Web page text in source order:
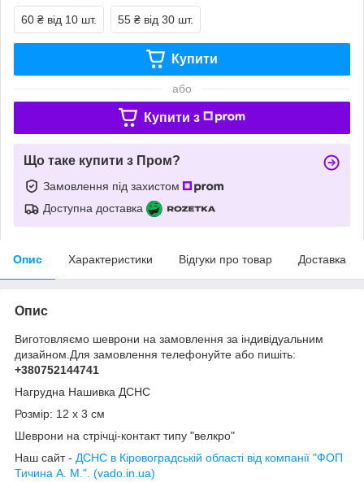
60 ₴ від 10 шт. 55 ₴ від 30 шт.
Купити
або
Купити з
Що таке купити з Пром?
Замовлення під захистом
Доступна доставка
Опис Характеристики Відгуки про товар Доставка
Опис
Виготовляємо шеврони на замовлення за індивідуальним
дизайном.Для замовлення телефонуйте або пишіть:
+380752144741
Нагрудна Нашивка ДСНС
Розмір: 12 х 3 см
Шеврони на стрічці-контакт типу "велкро"
Наш сайт - ДСНС в Кіровоградській області від компанії "ФОП
Тичина А. М.". (vado.in.ua)